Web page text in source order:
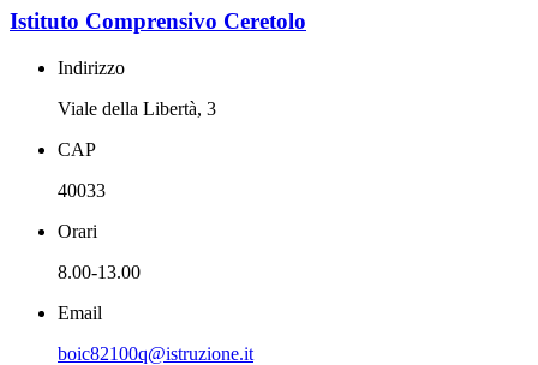
Istituto Comprensivo Ceretolo
Indirizzo
Viale della Libertà, 3
CAP
40033
Orari
8.00-13.00
Email
boic82100q@istruzione.it